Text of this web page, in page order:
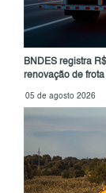
BNDES registra
renovação de
05 de agosto 2026